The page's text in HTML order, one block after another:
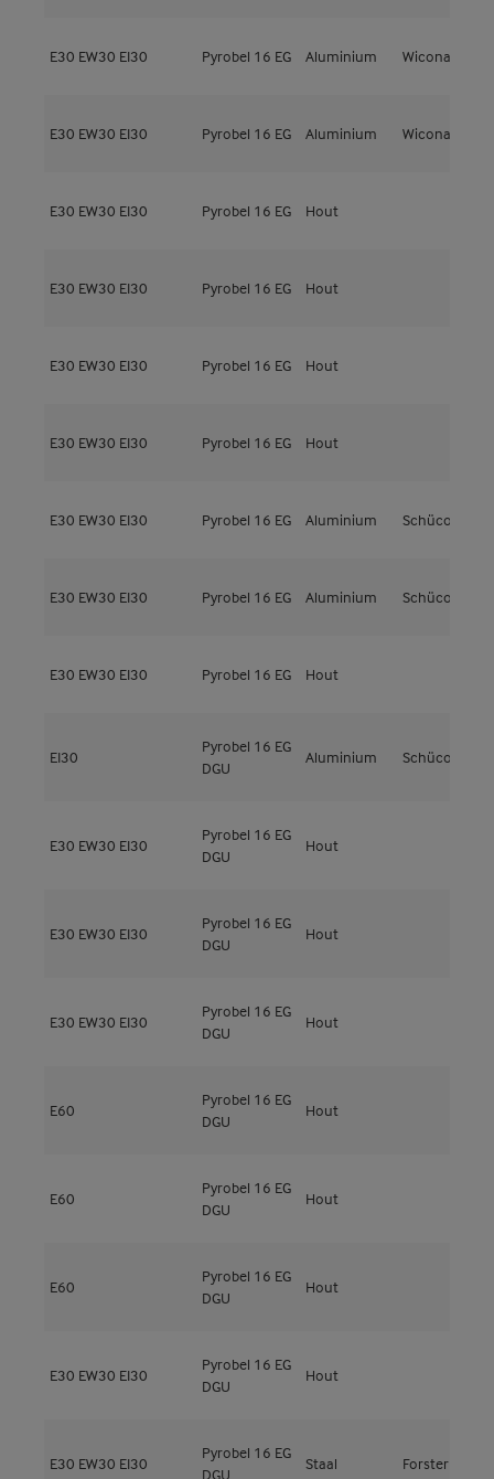
E30 EW30 EI30 Pyrobel 16 EG Aluminium Wicona
E30 EW30 EI30 Pyrobel 16 EG Aluminium Wicona
E30 EW30 EI30 Pyrobel 16 EG Hout
E30 EW30 EI30 Pyrobel 16 EG Hout
E30 EW30 EI30 Pyrobel 16 EG Hout
E30 EW30 EI30 Pyrobel 16 EG Hout
E30 EW30 EI30 Pyrobel 16 EG Aluminium Schüco
E30 EW30 EI30 Pyrobel 16 EG Aluminium Schüco
E30 EW30 EI30 Pyrobel 16 EG Hout
EI30
Pyrobel 16 EG
DGU
Aluminium Schüco
E30 EW30 EI30
Pyrobel 16 EG
DGU
Hout
E30 EW30 EI30
Pyrobel 16 EG
DGU
Hout
E30 EW30 EI30
Pyrobel 16 EG
DGU
Hout
E60
Pyrobel 16 EG
DGU
Hout
E60
Pyrobel 16 EG
DGU
Hout
E60
Pyrobel 16 EG
DGU
Hout
E30 EW30 EI30
Pyrobel 16 EG
DGU
Hout
E30 EW30 EI30
Pyrobel 16 EG
DGU
Staal Forster